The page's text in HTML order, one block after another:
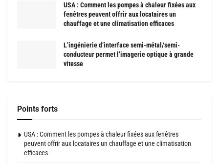
USA : Comment les pompes à chaleur fixées aux
fenêtres peuvent offrir aux locataires un
chauffage et une climatisation efficaces
L’ingénierie d’interface semi-métal/semi-
conducteur permet l’imagerie optique à grande
vitesse
Points forts
USA : Comment les pompes à chaleur fixées aux fenêtres
peuvent offrir aux locataires un chauffage et une climatisation
efficaces